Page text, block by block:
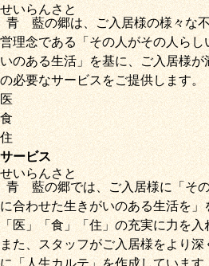
青藍
せいらん
の郷
さと
は、ご入居様の様々な
営理念である「その人がその人ら
いのある生活」を基に、ご入居様が
の必要なサービスをご提供します。
医
食
住
サービス
青藍
せいらん
の郷
さと
では、ご入居様に「そ
に合わせた生きがいのある生活を」
「医」 「食」「住」の充実に力を入
また、スタッフがご入居様をより
に「人生カルテ」を作成しています